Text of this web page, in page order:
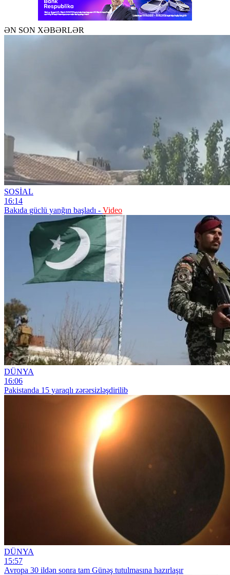
ƏN SON XƏBƏRLƏR
SOSİAL
16:14
Bakıda güclü yanğın başladı - Video
DÜNYA
16:06
Pakistanda 15 yaraqlı zərərsizləşdirilib
DÜNYA
15:57
Avropa 30 ildən sonra tam Günəş tutulmasına hazırlaşır